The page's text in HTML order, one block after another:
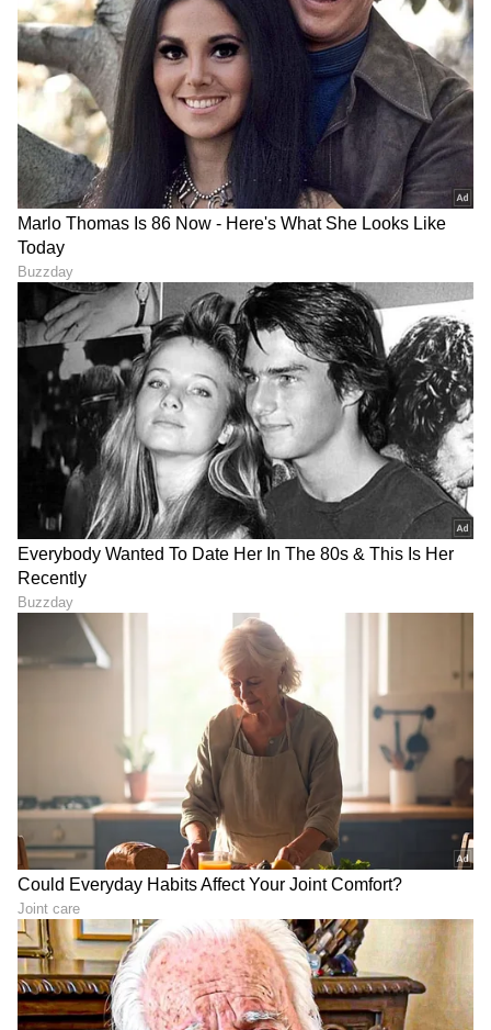
ಮತ್ತು ನೇರ ಪ್ರಸಾರಗಳೊಂದಿಗೆ ಸಂಪೂರ್ಣ ಮಾಹಿತಿ
ನಿಮ್ಮ ಒಂದೇ ಕ್ಲಿಕ್‌ನಲ್ಲಿ ಲಭ್ಯ. ಏಷ್ಯಾನೆಟ್ ಸುವರ್ಣ
ನ್ಯೂಸ್ ಅಧಿಕೃತ ಆ್ಯಪ್ ಡೌನ್‌ಲೋಡ್ ಮಾಡಿ ಹಾಗೂ
ಎಲ್ಲಾ ಅಪ್‌ಡೇಟ್ ಗಳನ್ನು ಪಡೆಯಿರಿ.
ABOUT THE AUTHOR
CK Chethan Kumar
ಎಲೆಕ್ಟ್ರಾನಿಕ್, ಡಿಜಿಟಲ್ ಮಾಧ್ಯಮ ಸೇರಿ ಪತ್ರಿಕೋದ್ಯಮದಲ್ಲಿ 13
ವರ್ಷಗಳ ಅನುಭವ. ಊರು ಧರ್ಮಸ್ಥಳ. ಪತ್ರಿಕೋದ್ಯಮ
ಸ್ನಾತಕೋತ್ತರ ಪದವಿ ಪಡೆದಿದ್ದು ಉಜಿರೆ ಎಸ್‌ಡಿಎಂನಲ್ಲಿ. ಟಿವಿ9,
ಸ್ಟಾರ್ ಸ್ಪೋರ್ಟ್ಸ್‌ನಲ್ಲಿ ಕಾರ್ಯ ನಿರ್ವಹಿಸಿದ ಅನುಭವವಿದೆ.
ರಾಷ್ಟ್ರೀಯ, ಅಂತಾರಾಷ್ಟ್ರೀಯ, ಜಿಯೋ ಪಾಲಿಟಿಕ್ಸ್, ಆಟೋ, ಟೆಕ್,
ಸ್ಪೋರ್ಟ್ಸ್..ಏನೇ ಕೊಟ್ಟರೂ ಬರೆಯೋದು ನನ್ನ ಶಕ್ತಿ.
ಐಪಿಎಲ್ ಕ್ರಿಕೆಟ್ ಹನಿ ಟ್ರ್ಯಾಪ್ ಬಿಸಿಸಿಐ
DOWNLOAD APP
RECOMMENDED STORIES